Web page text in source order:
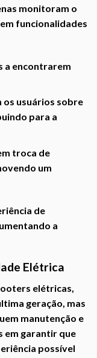
monitoram o
funcionalidades
a encontrarem
usuários sobre
para a
troca de
um
de
a
Elétrica
elétricas,
geração, mas
manutenção e
em garantir que
possível